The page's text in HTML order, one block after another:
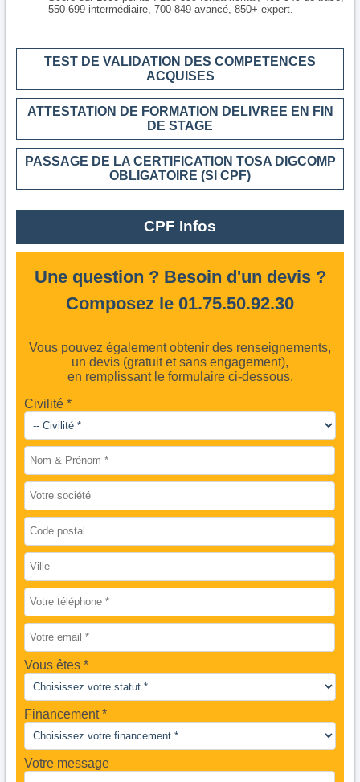
550-699 intermédiaire, 700-849 avancé, 850+ expert.
TEST DE VALIDATION DES COMPETENCES
ACQUISES
ATTESTATION DE FORMATION DELIVREE EN FIN
DE STAGE
PASSAGE DE LA CERTIFICATION TOSA DIGCOMP
OBLIGATOIRE (SI CPF)
CPF Infos
Une question ? Besoin d'un devis ?
Composez le 01.75.50.92.30
Vous pouvez également obtenir des renseignements,
un devis (gratuit et sans engagement),
en remplissant le formulaire ci-dessous.
Civilité *
Vous êtes
Financement *
Votre message